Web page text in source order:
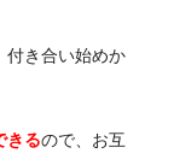
付き合い始めか
きるので、お互